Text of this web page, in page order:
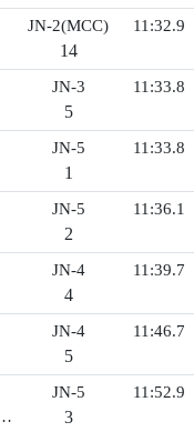
JN-2(MCC)
14
11:32.9
JN-3
5
11:33.8
JN-5
1
11:33.8
JN-5
2
11:36.1
JN-4
4
11:39.7
JN-4
5
11:46.7
JN-5
3
11:52.9